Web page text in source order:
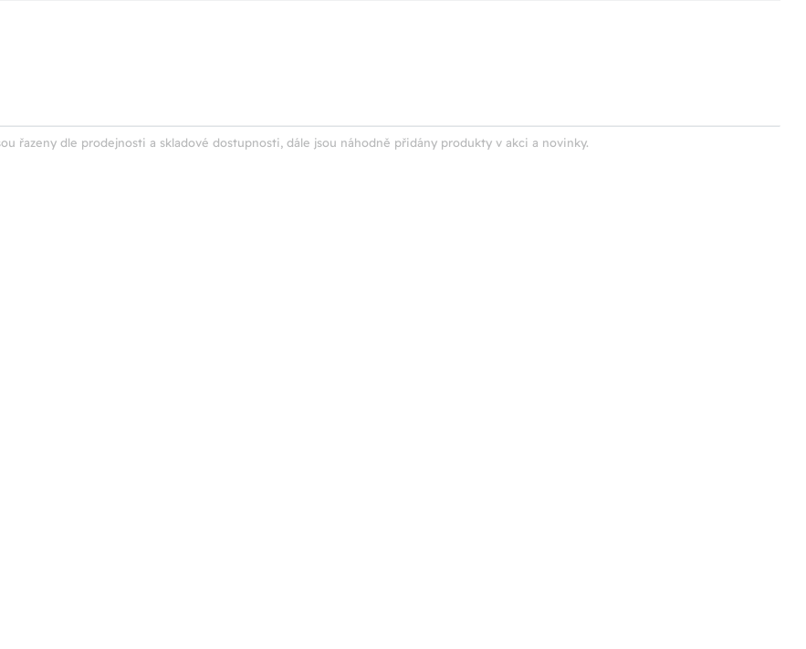
řazeny dle prodejnosti a skladové dostupnosti, dále jsou náhodně přidány produkty v akci a novinky.